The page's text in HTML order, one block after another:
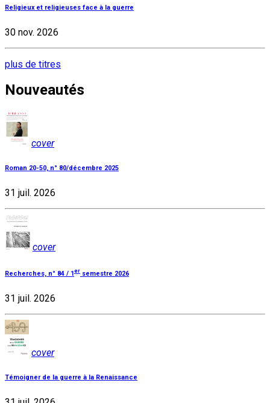
Religieux et religieuses face à la guerre
30 nov. 2026
plus de titres
Nouveautés
cover
Roman 20-50, n° 80/décembre 2025
31 juil. 2026
cover
Recherches, n° 84 / 1er semestre 2026
31 juil. 2026
cover
Témoigner de la guerre à la Renaissance